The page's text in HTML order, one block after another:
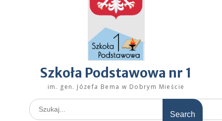
Szkoła Podstawowa nr 1
im. gen. Józefa Bema w Dobrym Mieście
Search
for: